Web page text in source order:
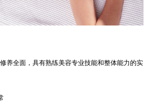
养全面，具有熟练美容专业技能和整体能力的实